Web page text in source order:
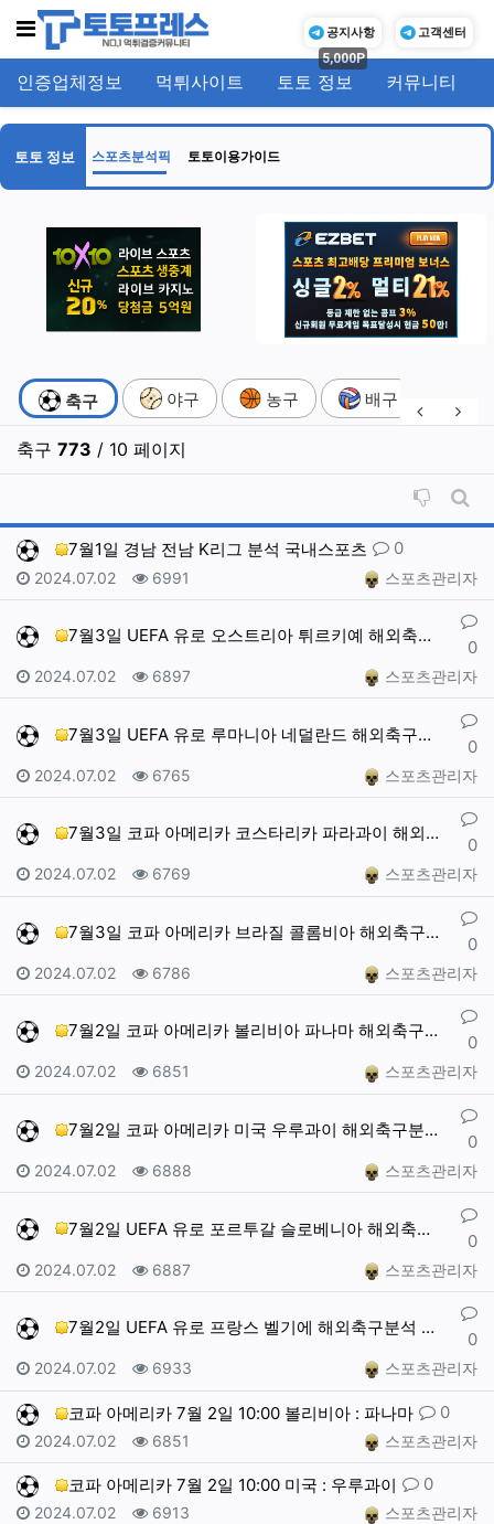
메뉴 공지사항
5,000P
고객센터
인증업체정보 먹튀사이트 토토 정보 커뮤니티
토토 정보 스포츠분석픽 토토이용가이드
스포츠분석픽 분류 목록
현재 분류
축구 야구 농구 배구
이전 분류
다
축구 773 / 10 페이지
비추천
게
7월1일 경남 전남 K리그 분석 국내스포츠 댓글
0
작성자스포츠관리자
작성일
2024.07.02 조회
6991
7월3일 UEFA 유로 오스트리아 튀르키예 해외축구분석…
댓글
0
작성자스포츠관리자
작성일
2024.07.02 조회
6897
7월3일 UEFA 유로 루마니아 네덜란드 해외축구분석 …
댓글
0
작성자스포츠관리자
작성일
2024.07.02 조회
6765
7월3일 코파 아메리카 코스타리카 파라과이 해외축구분석…
댓글
0
작성자스포츠관리자
작성일
2024.07.02 조회
6769
7월3일 코파 아메리카 브라질 콜롬비아 해외축구분석 스…
댓글
0
작성자스포츠관리자
작성일
2024.07.02 조회
6786
7월2일 코파 아메리카 볼리비아 파나마 해외축구분석 스…
댓글
0
작성자스포츠관리자
작성일
2024.07.02 조회
6851
7월2일 코파 아메리카 미국 우루과이 해외축구분석 스포…
댓글
0
작성자스포츠관리자
작성일
2024.07.02 조회
6888
7월2일 UEFA 유로 포르투갈 슬로베니아 해외축구분석…
댓글
0
작성자스포츠관리자
작성일
2024.07.02 조회
6887
7월2일 UEFA 유로 프랑스 벨기에 해외축구분석 스포…
댓글
0
작성자스포츠관리자
작성일
2024.07.02 조회
6933
코파 아메리카 7월 2일 10:00 볼리비아 : 파나마 댓글
0
작성자스포츠관리자
작성일
2024.07.02 조회
6851
코파 아메리카 7월 2일 10:00 미국 : 우루과이 댓글
0
작성자스포츠관리자
작성일
2024.07.02 조회
6913